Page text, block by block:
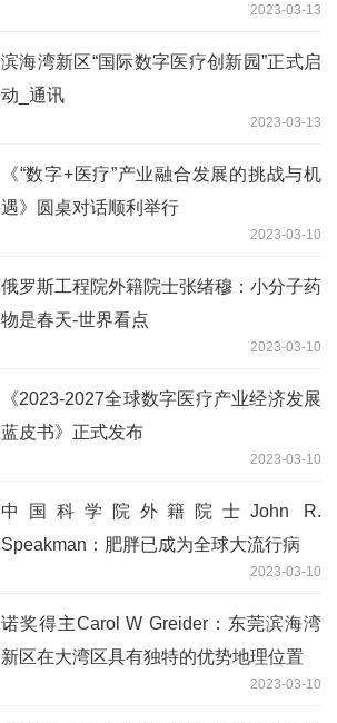
2023-03-13
滨海湾新区“国际数字医疗创新园”正式启
动_通讯
2023-03-13
《“数字+医疗”产业融合发展的挑战与机
遇》圆桌对话顺利举行
2023-03-10
俄罗斯工程院外籍院士张绪穆：小分子药
物是春天-世界看点
2023-03-10
《2023-2027全球数字医疗产业经济发展
蓝皮书》正式发布
2023-03-10
中国科学院外籍院士John R.
Speakman：肥胖已成为全球大流行病
2023-03-10
诺奖得主Carol W Greider：东莞滨海湾
新区在大湾区具有独特的优势地理位置
2023-03-10